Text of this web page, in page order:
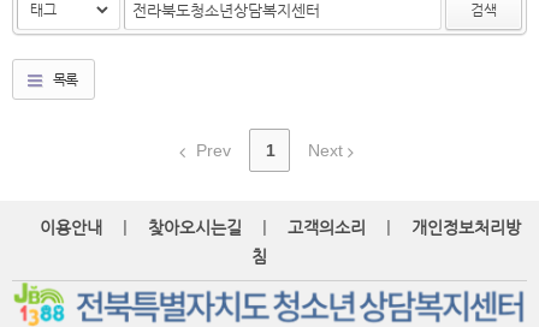
검색
목록
Prev 1 Next
이용안내 | 찾아오시는길 | 고객의소리 |
개인정보처리방
침